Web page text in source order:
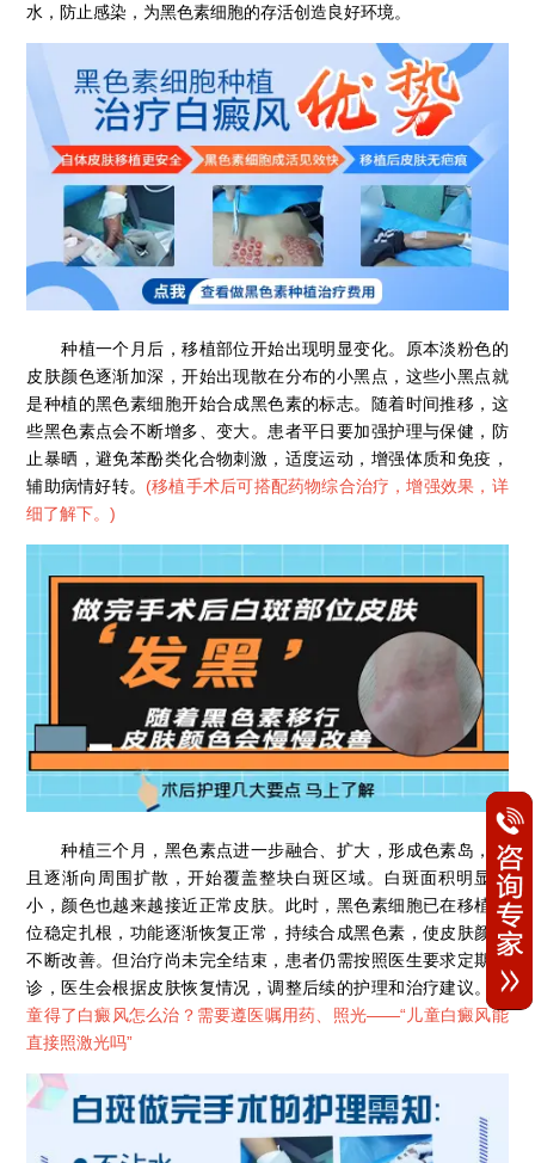
水，防止感染，为黑色素细胞的存活创造良好环境。
种植一个月后，移植部位开始出现明显变化。原本淡粉色的
皮肤颜色逐渐加深，开始出现散在分布的小黑点，这些小黑点就
是种植的黑色素细胞开始合成黑色素的标志。随着时间推移，这
些黑色素点会不断增多、变大。患者平日要加强护理与保健，防
止暴晒，避免苯酚类化合物刺激，适度运动，增强体质和免疫，
辅助病情好转。 (移植手术后可搭配药物综合治疗，增强效果，详
细了解下。)
种植三个月，黑色素点进一步融合、扩大，形成色素岛，并
且逐渐向周围扩散，开始覆盖整块白斑区域。白斑面积明显缩
小，颜色也越来越接近正常皮肤。此时，黑色素细胞已在移植部
位稳定扎根，功能逐渐恢复正常，持续合成黑色素，使皮肤颜色
不断改善。但治疗尚未完全结束，患者仍需按照医生要求定期复
诊，医生会根据皮肤恢复情况，调整后续的护理和治疗建议。
儿
童得了白癜风怎么治？需要遵医嘱用药、照光——“ 儿童白癜风能
直接照激光吗”